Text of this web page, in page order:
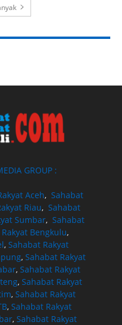
GROUP :
Aceh, Sahabat
Riau, Sahabat
Sumbar,Sahabat
Bengkulu,
, Sahabat Rakyat
,Sahabat Rakyat
,Sahabat Rakyat
, Sahabat Rakyat
, Sahabat Rakyat
,Sahabat Rakyat
,Sahabat Rakyat